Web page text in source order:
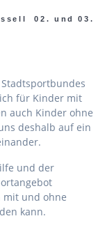
02. und 03.
für Kinder mit
auch Kinder ohne
deshalb auf ein
und der
mit und ohne
kann.